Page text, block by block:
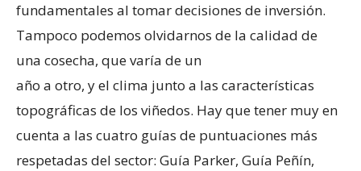
fundamentales al tomar decisiones de inversión.
Tampoco podemos olvidarnos de la calidad de
una cosecha, que varía de un
año a otro, y el clima junto a las características
topográficas de los viñedos. Hay que tener muy en
cuenta a las cuatro guías de puntuaciones más
respetadas del sector: Guía Parker, Guía Peñín,